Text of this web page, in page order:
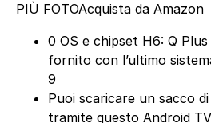
PIÙ FOTOAcquista da Amazon
0 OS e chipset H6: Q Plus
fornito con l’ultimo
9
Puoi scaricare un sacco
tramite questo Android